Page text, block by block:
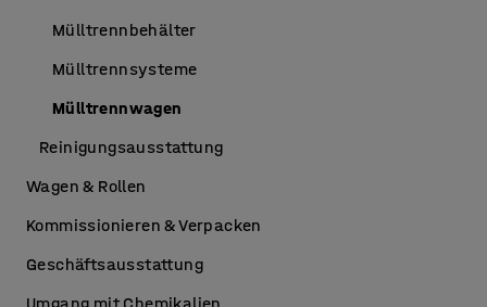
Mülltrennbehälter
Mülltrennsysteme
Mülltrennwagen
Reinigungsausstattung
Wagen & Rollen
Kommissionieren & Verpacken
Geschäftsausstattung